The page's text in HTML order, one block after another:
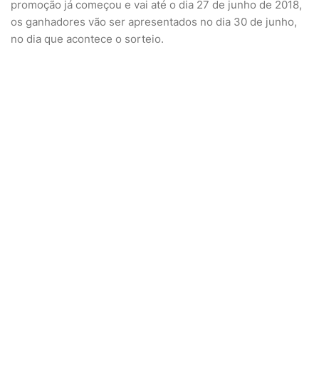
promoção já começou e vai até o dia 27 de junho de 2018,
os ganhadores vão ser apresentados no dia 30 de junho,
no dia que acontece o sorteio.